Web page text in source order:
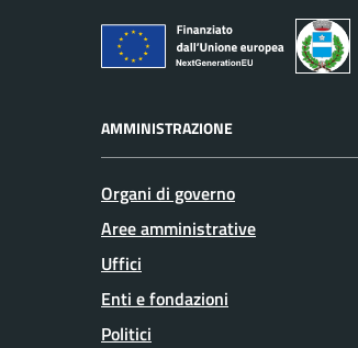
AMMINISTRAZIONE
Organi di governo
Aree amministrative
Uffici
Enti e fondazioni
Politici